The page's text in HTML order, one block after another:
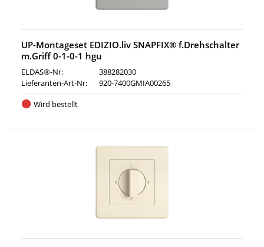
UP-Montageset EDIZIO.liv SNAPFIX® f.Drehschalter
m.Griff 0-1-0-1 hgu
ELDAS®-Nr:
388282030
Lieferanten-Art-Nr:
920-7400GMIA00265
Wird bestellt